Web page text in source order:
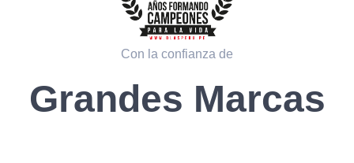
Con la confianza de
Grandes Marcas